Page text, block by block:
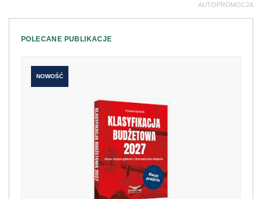
AUTOPROMOCJA
POLECANE PUBLIKACJE
NOWOŚĆ